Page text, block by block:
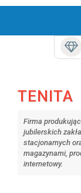
TENITA
Firma
jubilerskich
stacjonarnych
magazynami,
internetowy.